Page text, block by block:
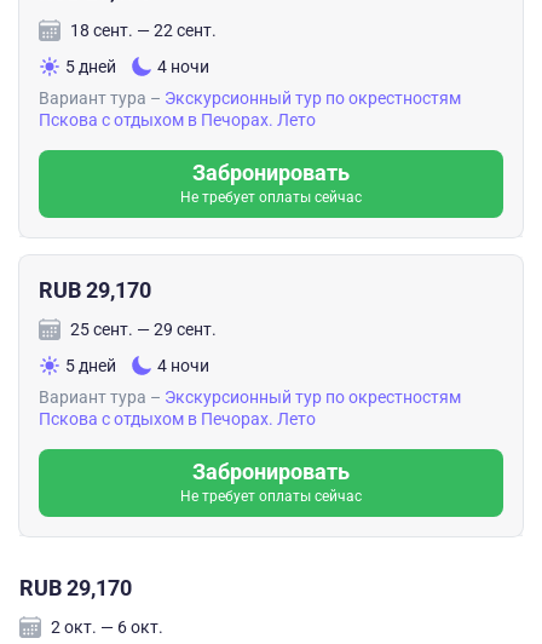
18 сент. — 22 сент.
5 дней
4 ночи
Вариант тура – Экскурсионный тур по окрестностям
Пскова с отдыхом в Печорах. Лето
Забронировать
Не требует оплаты сейчас
RUB 29,170
25 сент. — 29 сент.
5 дней
4 ночи
Вариант тура – Экскурсионный тур по окрестностям
Пскова с отдыхом в Печорах. Лето
Забронировать
Не требует оплаты сейчас
RUB 29,170
2 окт. — 6 окт.